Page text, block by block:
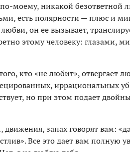
моему, никакой безответной
есть полярности — плюс и
он ее вызывает,
этому человеку: глазами,
кто «не любит», отвергает
иррациональных
но при этом подает
запах говорят вам:
Все это дает вам полную